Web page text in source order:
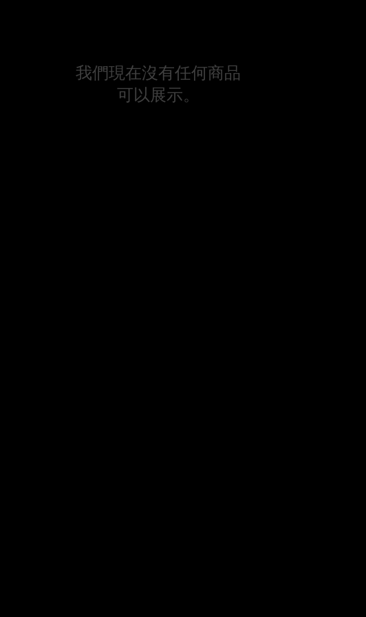
我們現在沒有任何商品
可以展示。